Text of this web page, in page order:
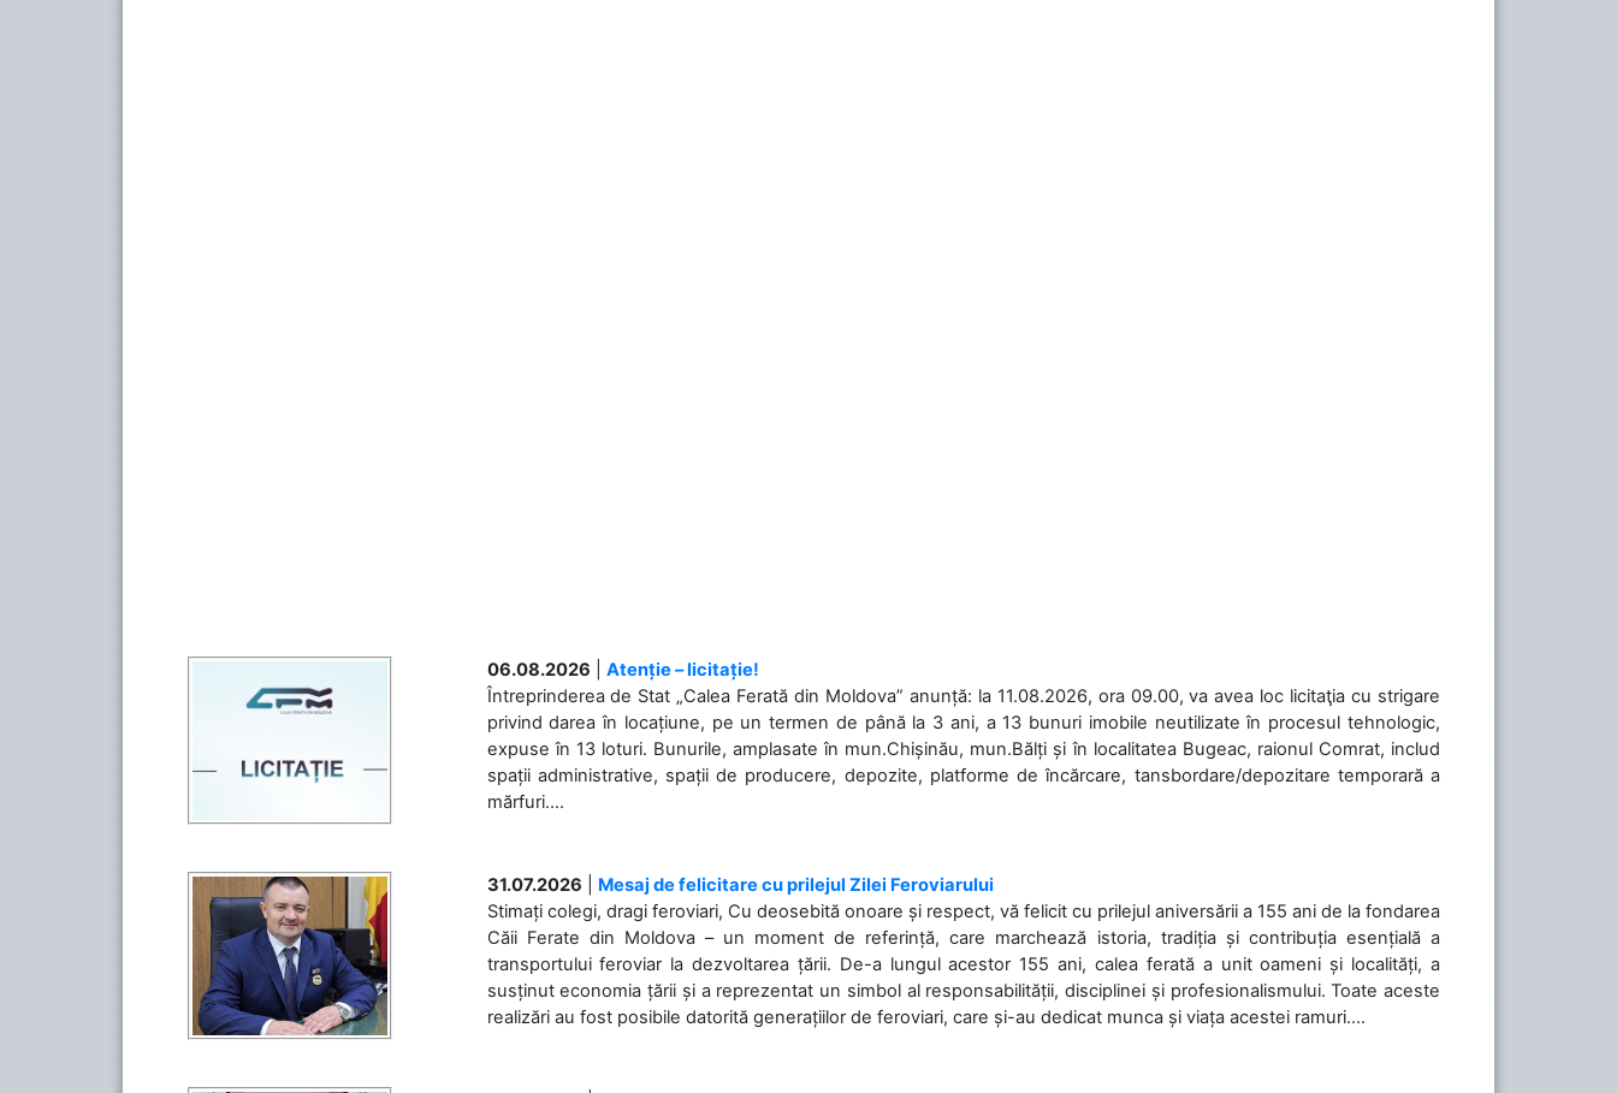
06.08.2026
Atenție – licitație!
Întreprinderea de Stat „Calea Ferată din Moldova” anunță: la 11.08.2026, ora 09.00, va avea loc licitaţia cu strigare
privind darea în locațiune, pe un termen de până la 3 ani, a 13 bunuri imobile neutilizate în procesul tehnologic,
expuse în 13 loturi. Bunurile, amplasate în mun.Chișinău, mun.Bălți și în localitatea Bugeac, raionul Comrat, includ
spații administrative, spații de producere, depozite, platforme de încărcare, tansbordare/depozitare temporară a
mărfuri....
31.07.2026
Mesaj de felicitare cu prilejul Zilei Feroviarului
Stimați colegi, dragi feroviari, Cu deosebită onoare și respect, vă felicit cu prilejul aniversării a 155 ani de la fondarea
Căii Ferate din Moldova – un moment de referință, care marchează istoria, tradiția și contribuția esențială a
transportului feroviar la dezvoltarea țării. De-a lungul acestor 155 ani, calea ferată a unit oameni și localități, a
susținut economia țării și a reprezentat un simbol al responsabilității, disciplinei și profesionalismului. Toate aceste
realizări au fost posibile datorită generațiilor de feroviari, care și-au dedicat munca și viața acestei ramuri....